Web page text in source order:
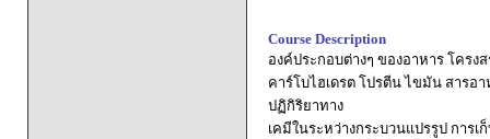
Course Description
องค์ประกอบต่างๆ ของอาหาร โคร
คาร์โบไฮเดรต โปรตีน ไขมัน สารอ
ปฏิกิริยาทาง
เคมีในระหว่างกระบวนแปรรูป การ